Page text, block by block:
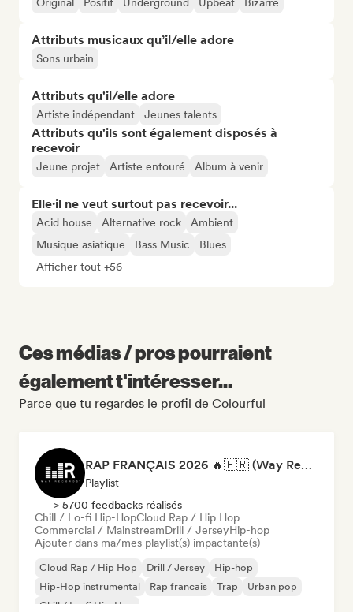
Attributs musicaux qu’il/elle adore
Sons urbain
Attributs qu'il/elle adore
Artiste indépendant Jeunes talents
Attributs qu'ils sont également disposés à
recevoir
Jeune projet Artiste entouré Album à venir
Elle·il ne veut surtout pas recevoir...
Acid house Alternative rock
Ambient
Musique asiatique
Bass Music
Blues
Afficher tout +56
Ces médias / pros pourraient
également t'intéresser...
Parce que tu regardes le profil de Colourful
RAP FRANÇAIS 2026 🔥🇫🇷 (Way Records)
Playlist
> 5700 feedbacks réalisés
Chill / Lo-fi Hip-HopCloud Rap / Hip Hop
Commercial / MainstreamDrill / JerseyHip-hop
Ajouter dans ma/mes playlist(s) impactante(s)
Cloud Rap / Hip Hop Drill / Jersey
Hip-hop
Hip-Hop instrumental
Rap francais Trap
Urban pop
Chill / Lo-fi Hip-Hop